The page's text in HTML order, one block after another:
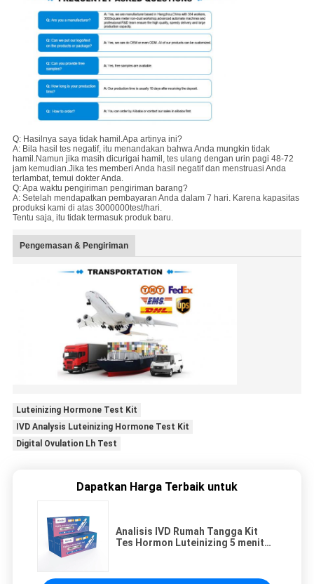
Q: Hasilnya saya tidak hamil.Apa artinya ini?
A: Bila hasil tes negatif, itu menandakan bahwa Anda mungkin tidak
hamil.Namun jika masih dicurigai hamil, tes ulang dengan urin pagi 48-72
jam kemudian.Jika tes memberi Anda hasil negatif dan menstruasi Anda
terlambat, temui dokter Anda.
Q: Apa waktu pengiriman pengiriman barang?
A: Setelah mendapatkan pembayaran Anda dalam 7 hari. Karena kapasitas
produksi kami di atas 3000000test/hari.
Tentu saja, itu tidak termasuk produk baru.
Pengemasan & Pengiriman
Luteinizing Hormone Test Kit
IVD Analysis Luteinizing Hormone Test Kit
Digital Ovulation Lh Test
Dapatkan Harga Terbaik untuk
Analisis IVD Rumah Tangga Kit
Tes Hormon Luteinizing 5 menit